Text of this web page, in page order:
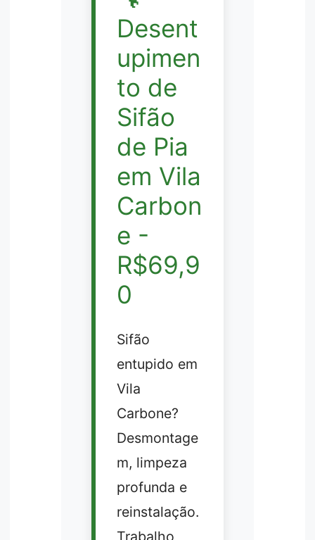
Desent
upimen
to de
Sifão
de Pia
em Vila
Carbon
e -
R$69,9
0
Sifão
entupido em
Vila
Carbone?
Desmontage
m, limpeza
profunda e
reinstalação.
Trabalho